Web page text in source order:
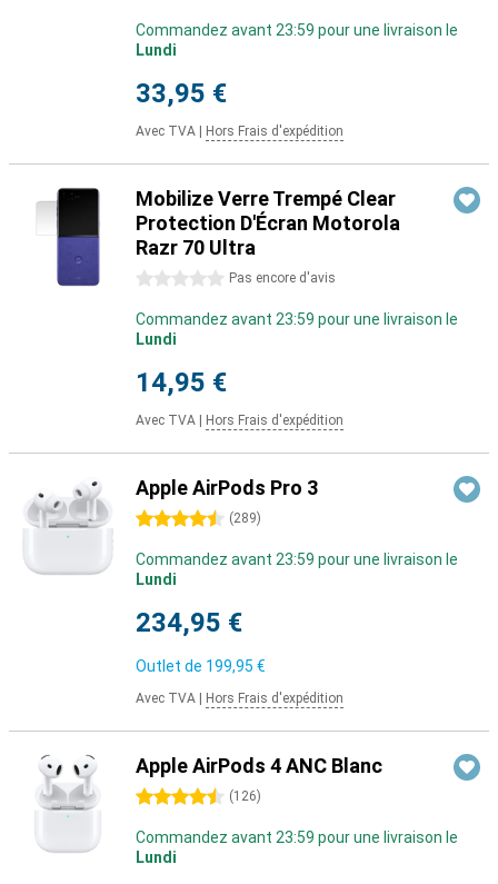
Commandez avant 23:59 pour une livraison le
Lundi
33,95 €
Avec TVA Hors Frais d'expédition
Mobilize Verre Trempé Clear
Protection D'Écran Motorola
Razr 70 Ultra
0 étoiles Pas encore d'avis
Commandez avant 23:59 pour une livraison le
Lundi
14,95 €
Avec TVA Hors Frais d'expédition
Apple AirPods Pro 3
4.5 étoiles (289)
Commandez avant 23:59 pour une livraison le
Lundi
234,95 €
Outlet de 199,95 €
Avec TVA Hors Frais d'expédition
Apple AirPods 4 ANC Blanc
4.5 étoiles (126)
Commandez avant 23:59 pour une livraison le
Lundi